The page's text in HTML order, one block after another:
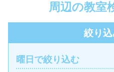
周辺の教室
絞り
曜日で絞り込む